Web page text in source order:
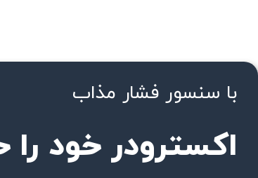
با سنسور فشار مذاب
اکسترودر خود را